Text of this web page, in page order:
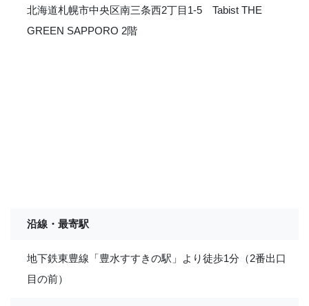
北海道札幌市中央区南三条西2丁目1-5 Tabist THE
GREEN SAPPORO 2階
沿線・最寄駅
地下鉄東豊線「豊水すすきの駅」より徒歩1分（2番出口
目の前）